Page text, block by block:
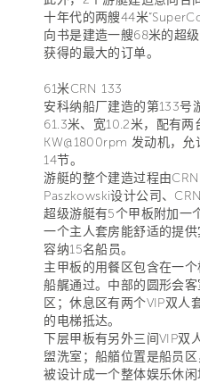
十年代的两艘44米
向书是建造一艘68米的超
获得的最大的订单。
61米CRN 133
安科纳船厂建造的第133号
61.3米、宽10.2米，配有
KW@1800rpm 发动机，
14节。
游艇的整个建造过程由
Paszkowski设计公司、
超级游艇有5个甲板附加一
一个主人套房能舒适的提
容纳15名船员。
主甲板的用餐区包含在一
船艉通过。中部的圆形会
区；休息区有两个VIP双人
的电梯抵达。
下层甲板有另外三间VIP双
盥洗室；船艏位置是船员
被设计成一个整体娱乐休